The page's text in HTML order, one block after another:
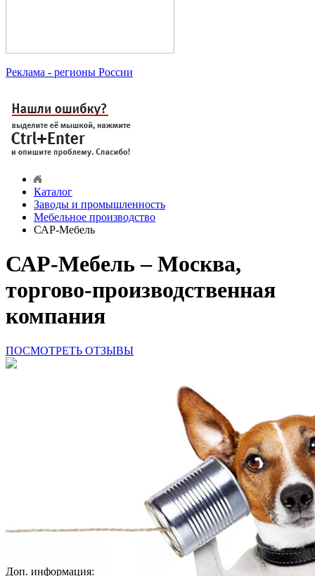
Реклама - регионы России
Каталог
Заводы и промышленность
Мебельное производство
САР-Мебель
САР-Мебель – Москва,
торгово-производственная
компания
ПОСМОТРЕТЬ ОТЗЫВЫ
Доп. информация: